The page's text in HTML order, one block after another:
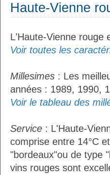
Haute-Vienne
L'Haute-Vienne rouge
Voir toutes les
Millesimes : Les
années : 1989, 1990,
Voir le tableau des
Service : L'Haute-
comprise entre 14°C
"bordeaux"ou de type
vins rouges sont